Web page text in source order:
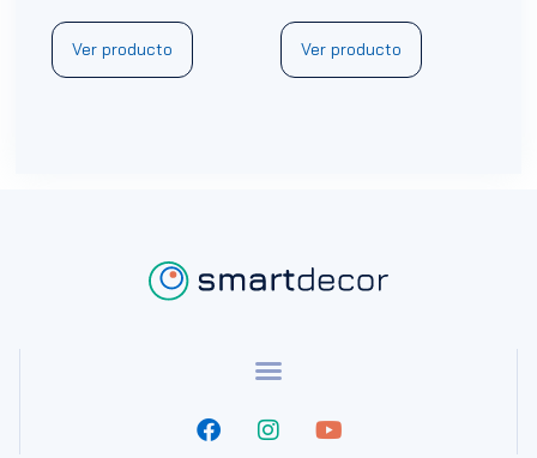
Ver producto Ver producto